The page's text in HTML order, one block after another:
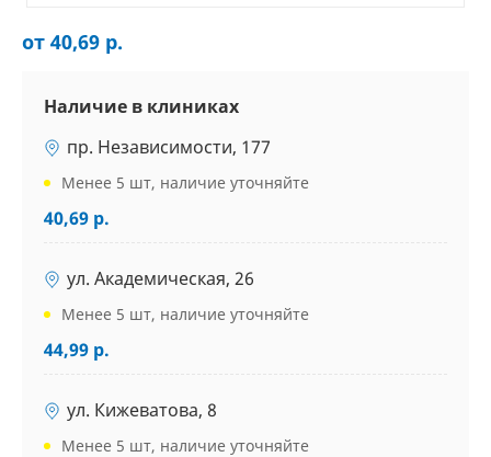
от 40,69 р.
Наличие в клиниках
пр. Независимости, 177
Менее 5 шт, наличие уточняйте
40,69 р.
ул. Академическая, 26
Менее 5 шт, наличие уточняйте
44,99 р.
ул. Кижеватова, 8
Менее 5 шт, наличие уточняйте